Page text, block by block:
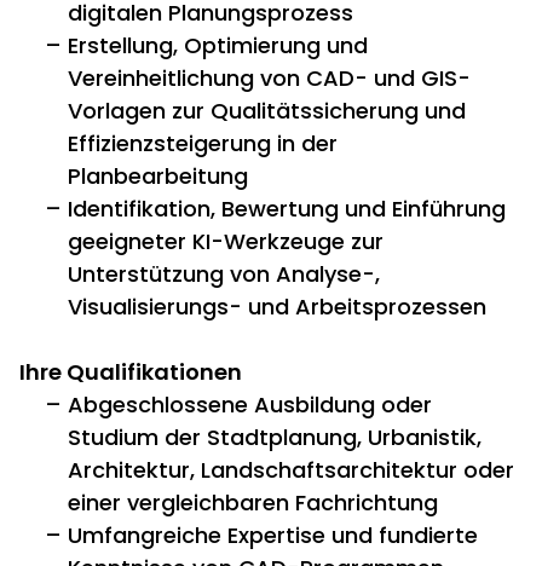
digitalen Planungsprozess
Erstellung, Optimierung und
Vereinheitlichung von CAD- und GIS-
Vorlagen zur Qualitätssicherung und
Effizienzsteigerung in der
Planbearbeitung
Identifikation, Bewertung und Einführung
geeigneter KI-Werkzeuge zur
Unterstützung von Analyse-,
Visualisierungs- und Arbeitsprozessen
Ihre Qualifikationen
Abgeschlossene Ausbildung oder
Studium der Stadtplanung, Urbanistik,
Architektur, Landschaftsarchitektur oder
einer vergleichbaren Fachrichtung
Umfangreiche Expertise und fundierte